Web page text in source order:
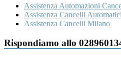
Assistenza Automazioni
Assistenza Cancelli
Assistenza Cancelli Milano
Rispondiamo allo